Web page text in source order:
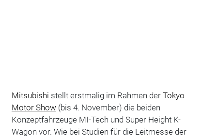
Mitsubishi stellt erstmalig im Rahmen der Tokyo
Motor Show (bis 4. November) die beiden
Konzeptfahrzeuge MI-Tech und Super Height K-
Wagon vor. Wie bei Studien für die Leitmesse der